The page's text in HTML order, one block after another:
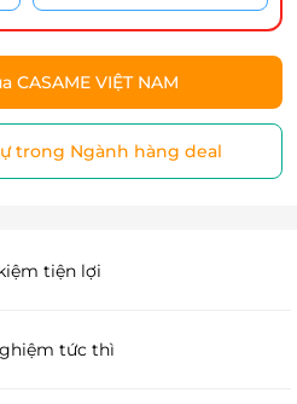
CASAME VIỆT NAM
trong Ngành hàng deal
tiện lợi
tức thì